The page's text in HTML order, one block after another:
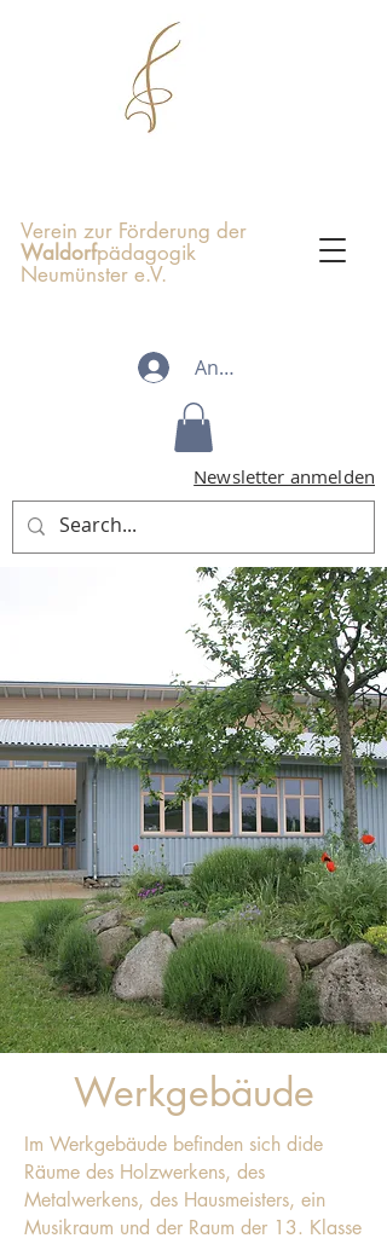
Verein zur Förderung der
Waldorfpädagogik
Neumünster e.V.
Anmelden
Newsletter anmelden
Werkgebäude
Im Werkgebäude befinden sich dide
Räume des Holzwerkens, des
Metalwerkens, des Hausmeisters, ein
Musikraum und der Raum der 13. Klasse